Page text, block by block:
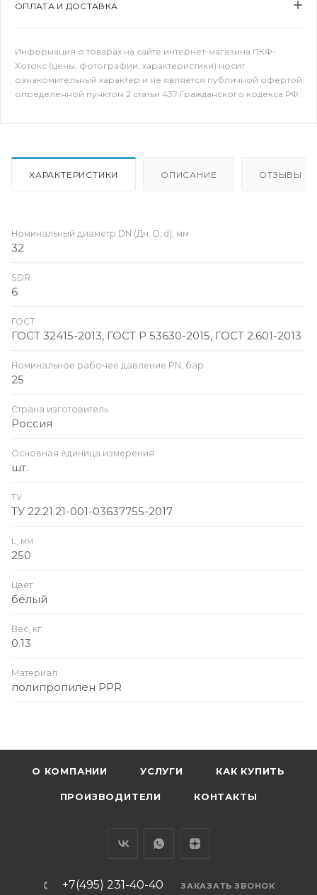
ОПЛАТА И ДОСТАВКА
Информация о товарах на сайте интернет-магазина ПКФ-
Хотокс (цены, фотографии, характеристики) носит
ознакомительный характер и не является публичной офертой
определенной пунктом 2 статьи 437 Гражданского кодекса РФ.
ХАРАКТЕРИСТИКИ ОПИСАНИЕ ОТЗЫВЫ
Номинальный диаметр DN (Дн, D, d), мм
32
SDR
6
ГОСТ
ГОСТ 32415-2013, ГОСТ Р 53630-2015, ГОСТ 2.601-2013
Номинальное рабочее давление PN, бар
25
Страна изготовитель
Россия
Основная единица измерения
шт.
ТУ
ТУ 22.21.21-001-03637755-2017
L, мм
250
Цвет
белый
Вес, кг
0.13
Материал
полипропилен PPR
О КОМПАНИИ УСЛУГИ КАК КУПИТЬ
ПРОИЗВОДИТЕЛИ КОНТАКТЫ
+7(495) 231-40-40 ЗАКАЗАТЬ ЗВОНОК